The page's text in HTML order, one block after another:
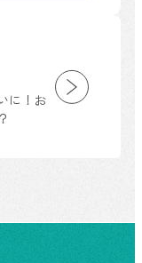
に！お